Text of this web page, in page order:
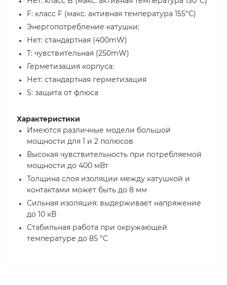
F: класс F (макс. активная температура 155°С)
Энергопотребление катушки:
Нет: стандартная (400mW)
T: чувствительная (250mW)
Герметизация корпуса:
Нет: стандартная герметизация
S: защита от флюса
Характеристики
Имеются различные модели большой
мощности для 1 и 2 полюсов
Высокая чувствительность при потребляемой
мощности до 400 мВт
Толщина слоя изоляции между катушкой и
контактами может быть до 8 мм
Сильная изоляция: выдерживает напряжение
до 10 кВ
Стабильная работа при окружающей
температуре до 85 °C